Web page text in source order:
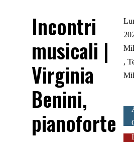
Incontri
musicali |
Virginia
Benini,
pianoforte